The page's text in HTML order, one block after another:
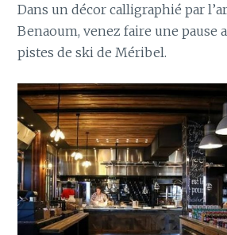
Dans un décor calligraphié par
Benaoum, venez faire une pause
pistes de ski de Méribel.